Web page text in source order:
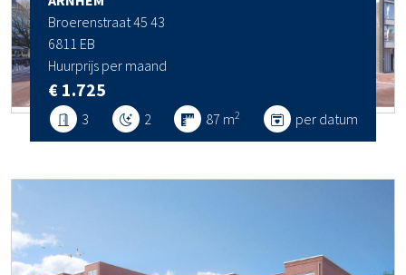
Broerenstraat 45 43
6811 EB
Huurprijs per maand
€ 1.725
3 2 87 m2 per datum